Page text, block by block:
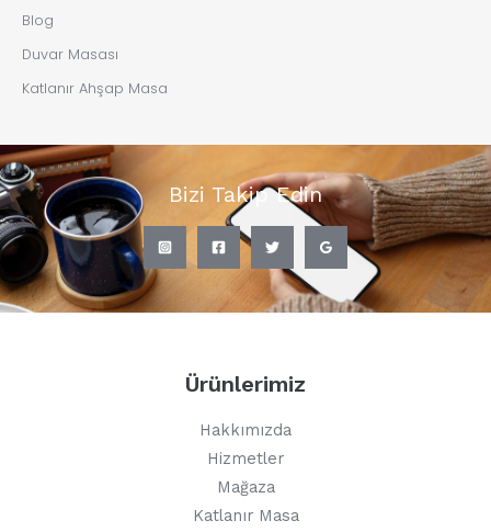
Blog
Duvar Masası
Katlanır Ahşap Masa
Bizi Takip Edin
Ürünlerimiz
Hakkımızda
Hizmetler
Mağaza
Katlanır Masa